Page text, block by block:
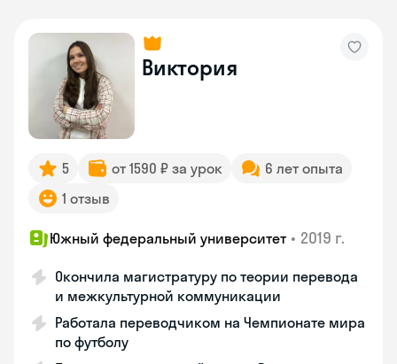
Виктория
5 от 1590 ₽ за урок
6 лет опыта
1 отзыв
Южный федеральный университет • 2019 г.
Окончила магистратуру по теории перевода
и межкультурной коммуникации
Работала переводчиком на Чемпионате мира
по футболу